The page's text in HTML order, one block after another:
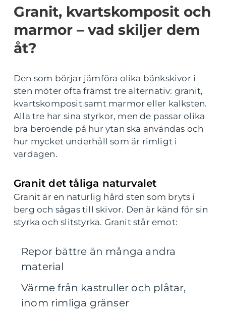
Granit, kvartskomposit och
marmor – vad skiljer dem
åt?
Den som börjar jämföra olika bänkskivor i
sten möter ofta främst tre alternativ: granit,
kvartskomposit samt marmor eller kalksten.
Alla tre har sina styrkor, men de passar olika
bra beroende på hur ytan ska användas och
hur mycket underhåll som är rimligt i
vardagen.
Granit det tåliga naturvalet
Granit är en naturlig hård sten som bryts i
berg och sågas till skivor. Den är känd för sin
styrka och slitstyrka. Granit står emot:
Repor bättre än många andra
material
Värme från kastruller och plåtar,
inom rimliga gränser